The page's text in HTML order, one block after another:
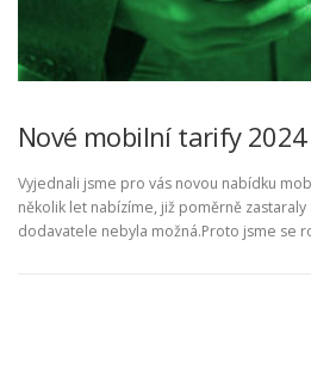
Nové mobilní tarify 2024
Vyjednali jsme pro vás novou nabídku
několik let nabízíme, již poměrně zastaraly
dodavatele nebyla možná.Proto jsme se